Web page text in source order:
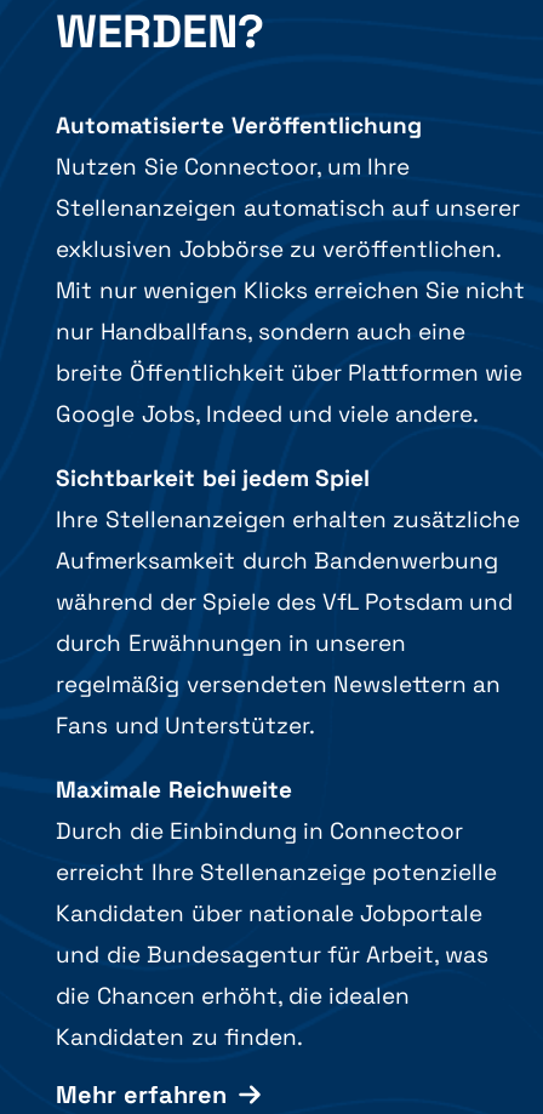
WERDEN?
Automatisierte Veröffentlichung
Nutzen Sie Connectoor, um Ihre
Stellenanzeigen automatisch auf unserer
exklusiven Jobbörse zu veröffentlichen.
Mit nur wenigen Klicks erreichen Sie nicht
nur Handballfans, sondern auch eine
breite Öffentlichkeit über Plattformen wie
Google Jobs, Indeed und viele andere.
Sichtbarkeit bei jedem Spiel
Ihre Stellenanzeigen erhalten zusätzliche
Aufmerksamkeit durch Bandenwerbung
während der Spiele des VfL Potsdam und
durch Erwähnungen in unseren
regelmäßig versendeten Newslettern an
Fans und Unterstützer.
Maximale Reichweite
Durch die Einbindung in Connectoor
erreicht Ihre Stellenanzeige potenzielle
Kandidaten über nationale Jobportale
und die Bundesagentur für Arbeit, was
die Chancen erhöht, die idealen
Kandidaten zu finden.
Mehr erfahren